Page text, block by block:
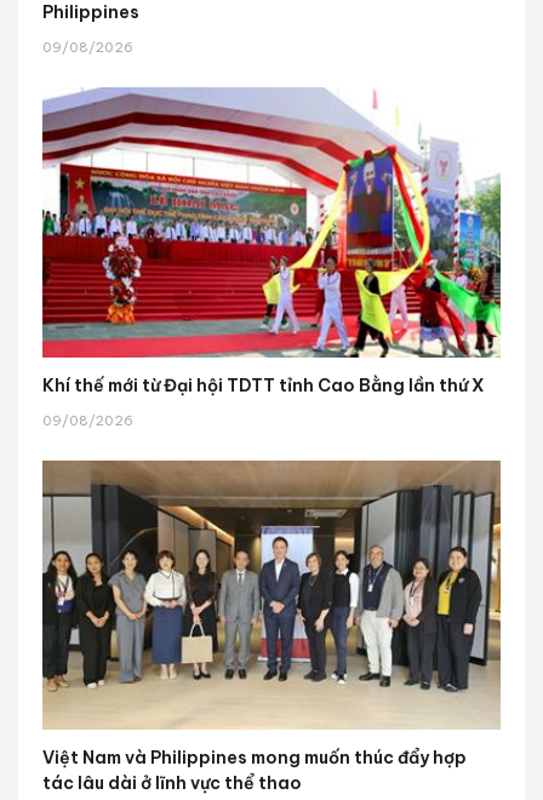
Philippines
09/08/2026
Khí thế mới từ Đại hội TDTT tỉnh Cao Bằng lần thứ X
09/08/2026
Việt Nam và Philippines mong muốn thúc đẩy hợp
tác lâu dài ở lĩnh vực thể thao